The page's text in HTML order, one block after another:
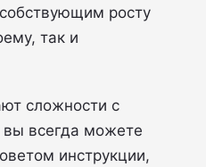
росту
так и
сложности с
всегда можете
инструкции,